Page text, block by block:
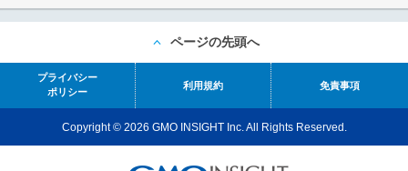
ページの先頭へ
プライバシー
ポリシー
利用規約 免責事項
Copyright © 2026 GMO INSIGHT Inc. All Rights Reserved.